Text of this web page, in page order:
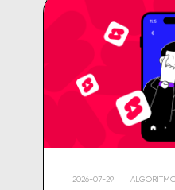
2026-07-29